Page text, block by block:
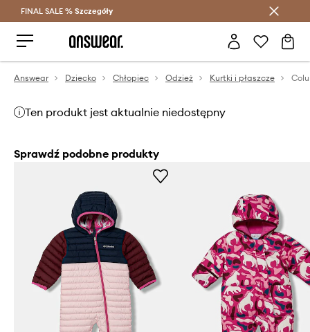
Oszczędzaj z Answear Club >
FINAL SALE % Szczegóły
Answear Dziecko Chłopiec Odzież Kurtki i płaszcze
Ten produkt jest aktualnie niedostępny
Sprawdź podobne produkty